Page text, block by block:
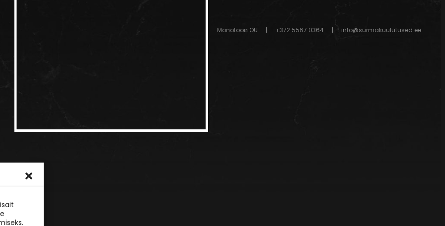
Monotoon OÜ | +372 5567 0364 | info@surmakuulutused.ee